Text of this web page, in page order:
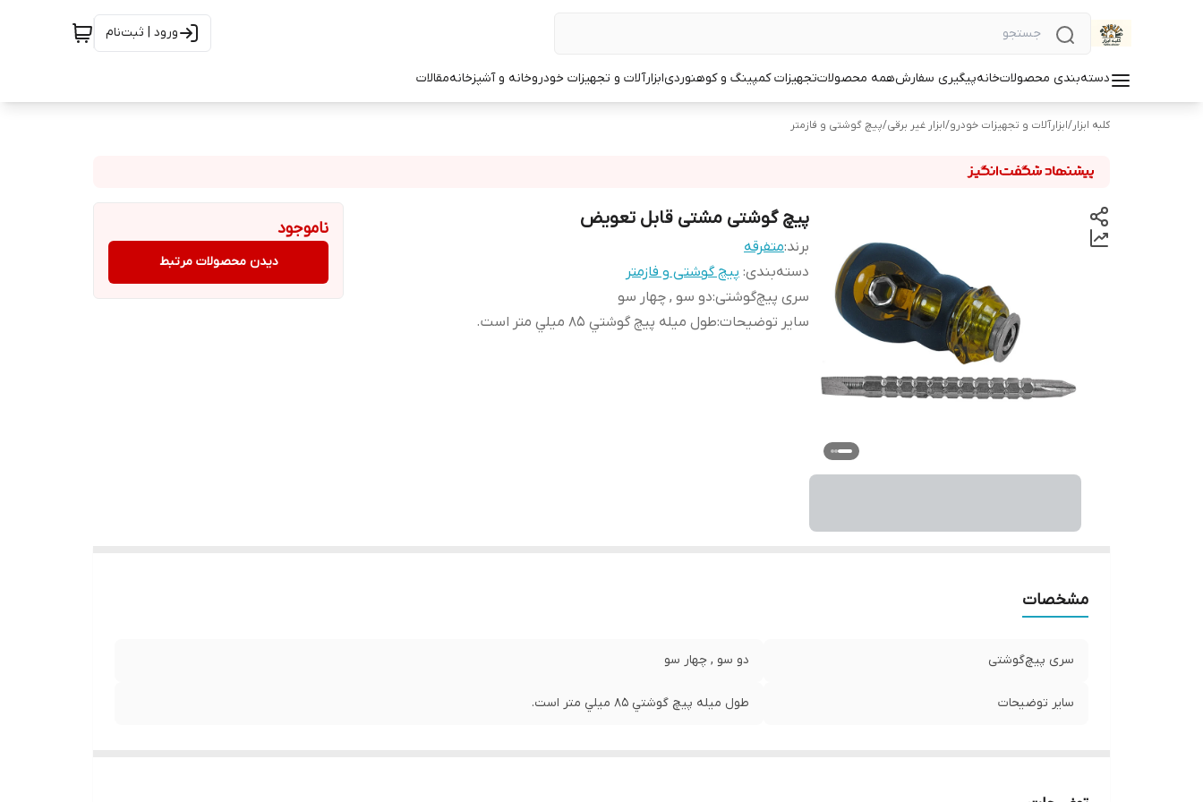
ورود | ثبت‌نام
دسته‌بندی محصولاتخانهپیگیری سفارشهمه محصولاتتجهیزات کمپینگ و کوهنوردیابزارآلات و تجهیزات خودروخانه و آشپزخانهمقالات
کلبه ابزار/ابزارآلات و تجهیزات خودرو/ابزار غیر برقی/پیچ گوشتی و فازمتر
پیچ گوشتی مشتی قابل تعویض
برند:متفرقه
دسته‌بندی: پیچ گوشتی و فازمتر
سری پیچ‌گوشتی:دو سو , چهار سو
سایر توضیحات:طول ميله پيچ گوشتي 85 ميلي متر است.
ناموجود
دیدن محصولات مرتبط
مشخصات
سری پیچ‌گوشتی دو سو , چهار سو
سایر توضیحات طول ميله پيچ گوشتي 85 ميلي متر است.